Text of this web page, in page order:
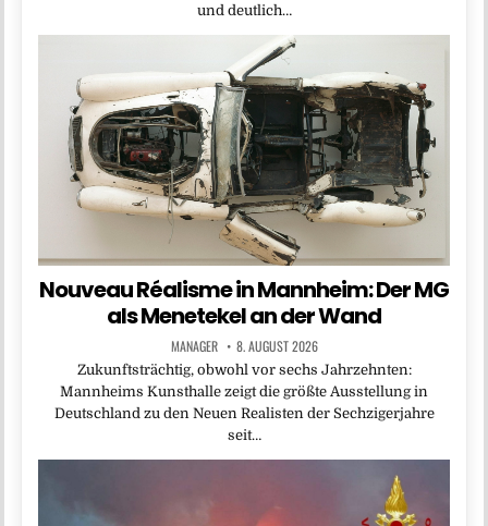
und deutlich…
Nouveau Réalisme in Mannheim: Der MG
als Menetekel an der Wand
MANAGER 8. AUGUST 2026
Zukunftsträchtig, obwohl vor sechs Jahrzehnten:
Mannheims Kunsthalle zeigt die größte Ausstellung in
Deutschland zu den Neuen Realisten der Sechzigerjahre
seit…